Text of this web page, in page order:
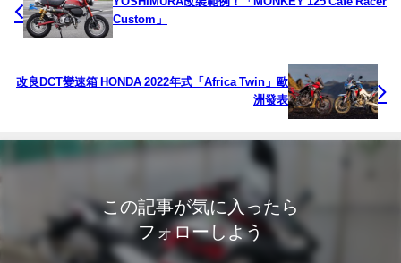
Custom」
改良DCT變速箱 HONDA 2022年式「Africa Twin」歐
洲發表
この記事が気に入ったら
フォローしよう